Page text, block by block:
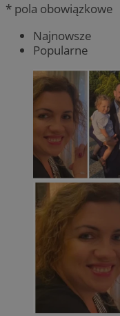
* pola obowiązkowe
Najnowsze
Popularne